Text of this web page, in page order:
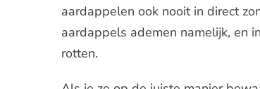
aardappelen ook nooit in direct
aardappels ademen namelijk, en
rotten.